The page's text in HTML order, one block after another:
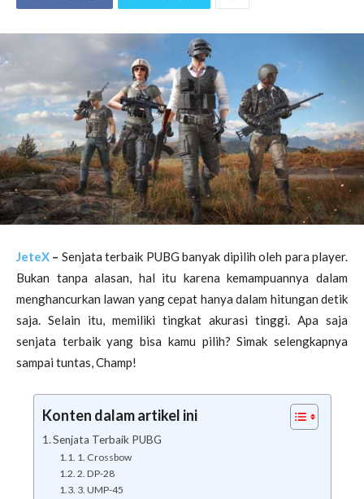
JeteX – Senjata terbaik PUBG banyak dipilih oleh para player.
Bukan tanpa alasan, hal itu karena kemampuannya dalam
menghancurkan lawan yang cepat hanya dalam hitungan detik
saja. Selain itu, memiliki tingkat akurasi tinggi. Apa saja
senjata terbaik yang bisa kamu pilih? Simak selengkapnya
sampai tuntas, Champ!
Konten dalam artikel ini
Senjata Terbaik PUBG
1. Crossbow
2. DP-28
3. UMP-45